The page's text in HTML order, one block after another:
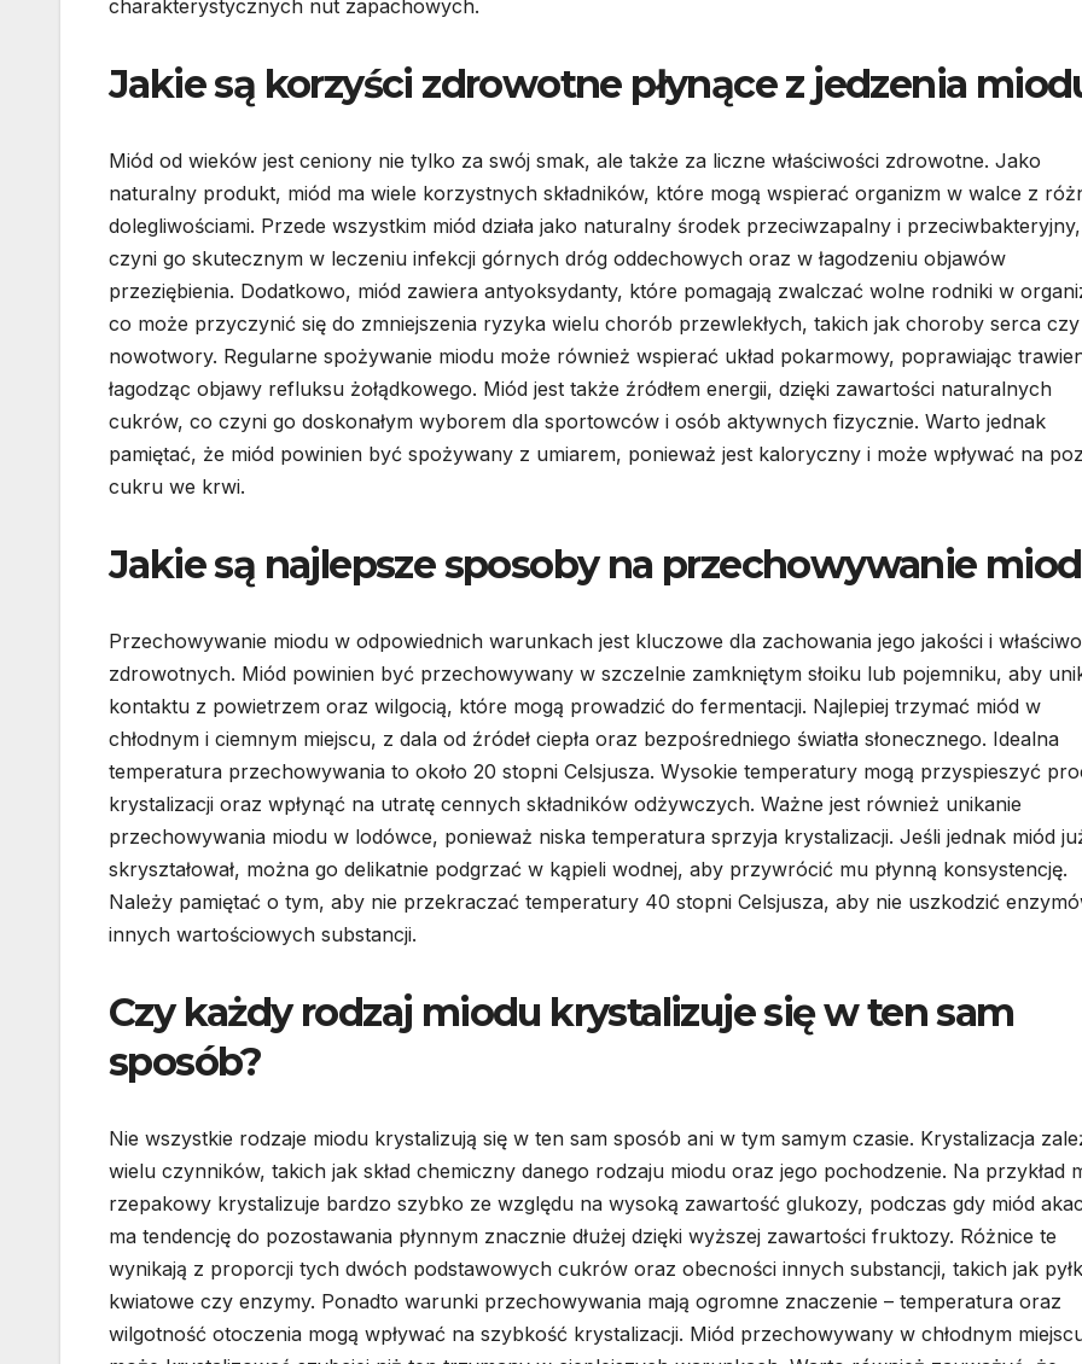
charakterystycznych nut zapachowych.
Jakie są korzyści zdrowotne płynące z jedzenia
Miód od wieków jest ceniony nie tylko za swój smak, ale także za liczne właściwości zdrowotne. Jako
naturalny produkt, miód ma wiele korzystnych składników, które mogą wspierać organizm w walce z
dolegliwościami. Przede wszystkim miód działa jako naturalny środek przeciwzapalny i
czyni go skutecznym w leczeniu infekcji górnych dróg oddechowych oraz w łagodzeniu objawów
przeziębienia. Dodatkowo, miód zawiera antyoksydanty, które pomagają zwalczać wolne rodniki w
co może przyczynić się do zmniejszenia ryzyka wielu chorób przewlekłych, takich jak choroby serca czy
nowotwory. Regularne spożywanie miodu może również wspierać układ pokarmowy, poprawiając
łagodząc objawy refluksu żołądkowego. Miód jest także źródłem energii, dzięki zawartości naturalnych
cukrów, co czyni go doskonałym wyborem dla sportowców i osób aktywnych fizycznie. Warto jednak
pamiętać, że miód powinien być spożywany z umiarem, ponieważ jest kaloryczny i może wpływać na
cukru we krwi.
Jakie są najlepsze sposoby na przechowywanie
Przechowywanie miodu w odpowiednich warunkach jest kluczowe dla zachowania jego jakości i
zdrowotnych. Miód powinien być przechowywany w szczelnie zamkniętym słoiku lub pojemniku, aby
kontaktu z powietrzem oraz wilgocią, które mogą prowadzić do fermentacji. Najlepiej trzymać miód w
chłodnym i ciemnym miejscu, z dala od źródeł ciepła oraz bezpośredniego światła słonecznego. Idealna
temperatura przechowywania to około 20 stopni Celsjusza. Wysokie temperatury mogą przyspieszyć
krystalizacji oraz wpłynąć na utratę cennych składników odżywczych. Ważne jest również unikanie
przechowywania miodu w lodówce, ponieważ niska temperatura sprzyja krystalizacji. Jeśli jednak miód
skryształował, można go delikatnie podgrzać w kąpieli wodnej, aby przywrócić mu płynną konsystencję.
Należy pamiętać o tym, aby nie przekraczać temperatury 40 stopni Celsjusza, aby nie uszkodzić
innych wartościowych substancji.
Czy każdy rodzaj miodu krystalizuje się w ten sam
sposób?
Nie wszystkie rodzaje miodu krystalizują się w ten sam sposób ani w tym samym czasie. Krystalizacja
wielu czynników, takich jak skład chemiczny danego rodzaju miodu oraz jego pochodzenie. Na przykład
rzepakowy krystalizuje bardzo szybko ze względu na wysoką zawartość glukozy, podczas gdy miód
ma tendencję do pozostawania płynnym znacznie dłużej dzięki wyższej zawartości fruktozy. Różnice te
wynikają z proporcji tych dwóch podstawowych cukrów oraz obecności innych substancji, takich jak
kwiatowe czy enzymy. Ponadto warunki przechowywania mają ogromne znaczenie – temperatura oraz
wilgotność otoczenia mogą wpływać na szybkość krystalizacji. Miód przechowywany w chłodnym